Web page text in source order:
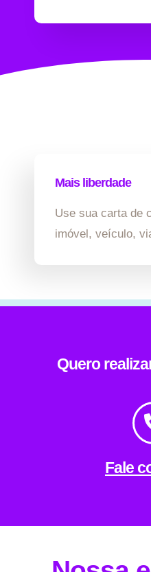
Mais liberdade
Use sua carta de
imóvel, veículo,
Quero
Fale